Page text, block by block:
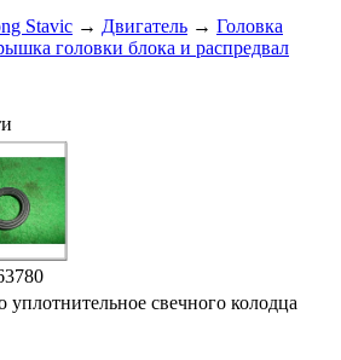
Stavic → Двигатель → Головка
головки блока и распредвал
уплотнительное свечного колодца